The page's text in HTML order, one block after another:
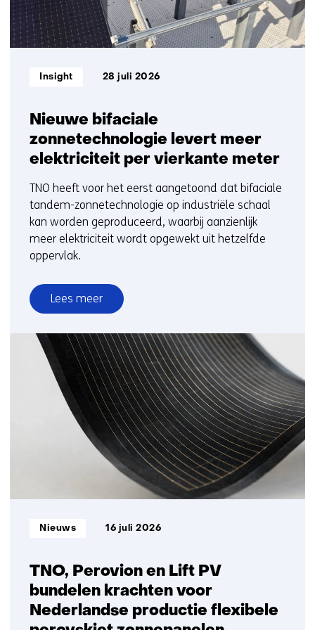
Nieuwe bifaciale
zonnetechnologie levert meer
elektriciteit per vierkante meter
Informatietype:
Insight 28 juli 2026
TNO heeft voor het eerst aangetoond dat bifaciale
tandem-zonnetechnologie op industriële schaal
kan worden geproduceerd, waarbij aanzienlijk
meer elektriciteit wordt opgewekt uit hetzelfde
oppervlak.
Lees meer
over
Nieuwe
bifaciale
zonnetechnologie
levert
meer
elektriciteit
vierkante
TNO, Perovion en Lift PV
bundelen krachten voor
Nederlandse productie flexibele
Informatietype:
Nieuws 16 juli 2026